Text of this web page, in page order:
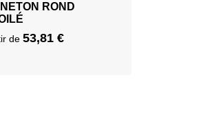
ROND
de 53,81 €